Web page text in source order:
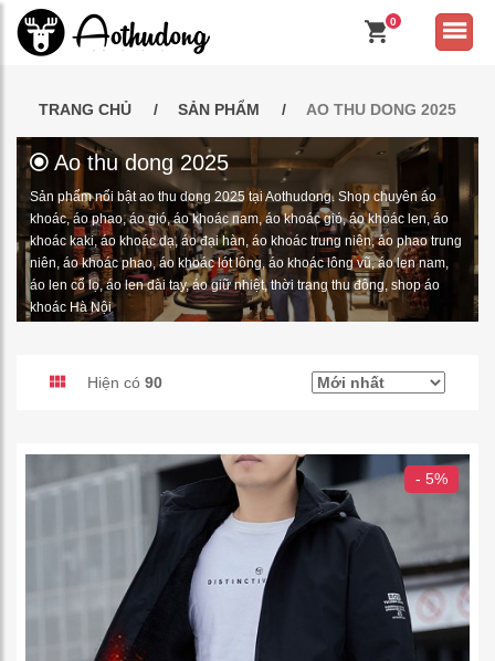
0
TRANG CHỦ SẢN PHẨM AO THU DONG 2025
Ao thu dong 2025
Sản phẩm nổi bật ao thu dong 2025 tại Aothudong. Shop chuyên áo
khoác, áo phao, áo gió, áo khoác nam, áo khoác gió, áo khoác len, áo
khoác kaki, áo khoác dạ, áo đại hàn, áo khoác trung niên, áo phao trung
niên, áo khoác phao, áo khoác lót lông, áo khoác lông vũ, áo len nam,
áo len cổ lọ, áo len dài tay, áo giữ nhiệt, thời trang thu đông, shop áo
khoác Hà Nội
Hiện có 90
- 5%